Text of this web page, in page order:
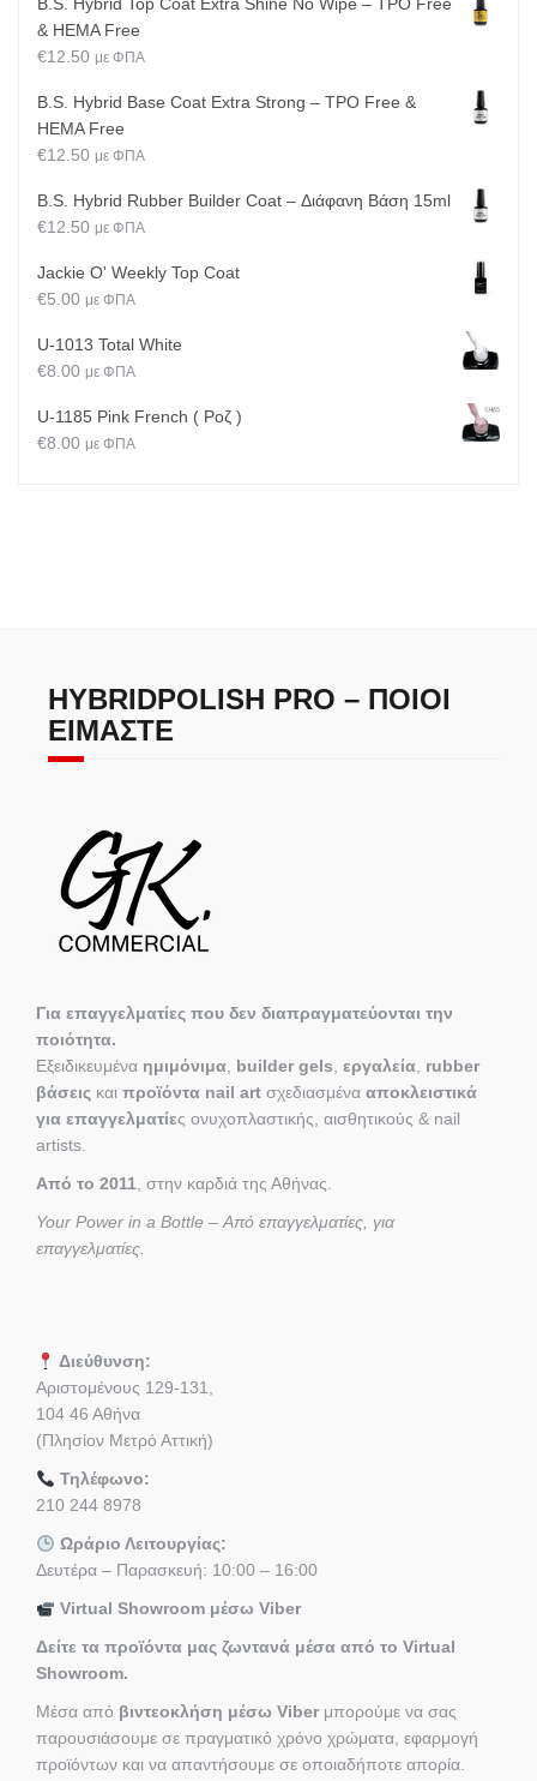
B.S. Hybrid Top Coat Extra Shine No Wipe – TPO Free
& HEMA Free
€12.50 με ΦΠΑ
B.S. Hybrid Base Coat Extra Strong – TPO Free &
HEMA Free
€12.50 με ΦΠΑ
B.S. Hybrid Rubber Builder Coat – Διάφανη Βάση 15ml
€12.50 με ΦΠΑ
Jackie O' Weekly Top Coat
€5.00 με ΦΠΑ
U-1013 Total White
€8.00 με ΦΠΑ
U-1185 Pink French ( Ροζ )
€8.00 με ΦΠΑ
HYBRIDPOLISH PRO – ΠΟΙΟΙ
ΕΊΜΑΣΤΕ
Για επαγγελματίες που δεν διαπραγματεύονται την
ποιότητα.
Εξειδικευμένα ημιμόνιμα, builder gels, εργαλεία, rubber
βάσεις και προϊόντα nail art σχεδιασμένα αποκλειστικά
για επαγγελματίες ονυχοπλαστικής, αισθητικούς & nail
artists.
Από το 2011, στην καρδιά της Αθήνας.
Your Power in a Bottle – Από επαγγελματίες, για
επαγγελματίες.
Διεύθυνση:
Αριστομένους 129-131,
104 46 Αθήνα
(Πλησίον Μετρό Αττική)
Τηλέφωνο:
210 244 8978
Ωράριο Λειτουργίας:
Δευτέρα – Παρασκευή: 10:00 – 16:00
Virtual Showroom μέσω Viber
Δείτε τα προϊόντα μας ζωντανά μέσα από το Virtual
Showroom.
Μέσα από βιντεοκλήση μέσω Viber μπορούμε να σας
παρουσιάσουμε σε πραγματικό χρόνο χρώματα, εφαρμογή
προϊόντων και να απαντήσουμε σε οποιαδήποτε απορία.